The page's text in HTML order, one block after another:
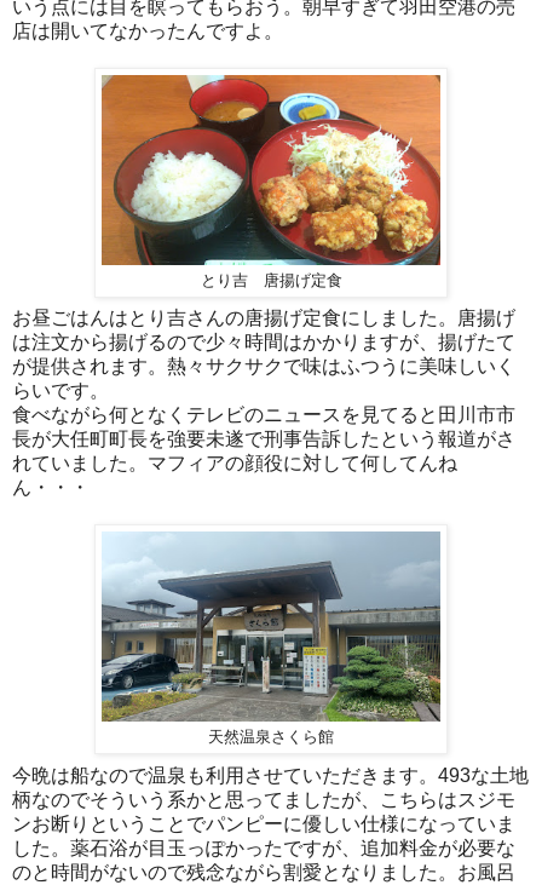
いう点には目を瞑ってもらおう。朝早すぎて羽田空港の売
店は開いてなかったんですよ。
とり吉 唐揚げ定食
お昼ごはんはとり吉さんの唐揚げ定食にしました。唐揚げ
は注文から揚げるので少々時間はかかりますが、揚げたて
が提供されます。熱々サクサクで味はふつうに美味しいく
らいです。
食べながら何となくテレビのニュースを見てると田川市市
長が大任町町長を強要未遂で刑事告訴したという報道がさ
れていました。マフィアの顔役に対して何してんね
ん・・・
天然温泉さくら館
今晩は船なので温泉も利用させていただきます。493な土地
柄なのでそういう系かと思ってましたが、こちらはスジモ
ンお断りということでパンピーに優しい仕様になっていま
した。薬石浴が目玉っぽかったですが、追加料金が必要な
のと時間がないので残念ながら割愛となりました。お風呂